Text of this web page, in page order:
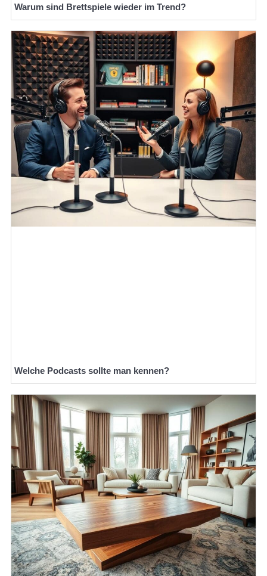
Warum sind Brettspiele wieder im Trend?
Welche Podcasts sollte man kennen?